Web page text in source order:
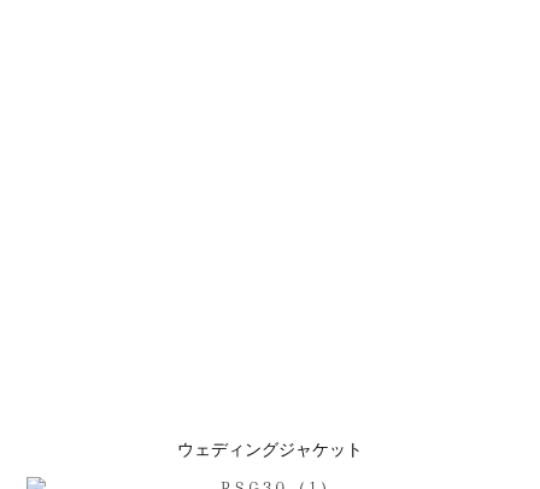
ウェディングジャケット